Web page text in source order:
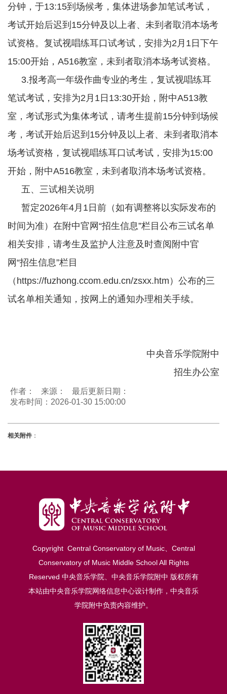
分钟，于13:15到场候考，集体进场参加笔试考试，
考试开始后迟到15分钟及以上者、未到者取消本场考
试资格。 复试视唱练耳口试考试，安排为2月1日下午
15:00开始，A516教室，未到者取消本场考试资格。
3.报考高一年级作曲专业的考生，复试视唱练耳
笔试考试，安排为2月1日13:30开始，附中A513教
室，考试形式为集体考试，请考生提前15分钟到场候
考，考试开始后迟到15分钟及以上者、未到者取消本
场考试资格，复试视唱练耳口试考试，安排为15:00
开始，附中A516教室，未到者取消本场考试资格。
五、三试相关说明
暂定2026年4月1日前（如有调整将以实际发布的
时间为准）在附中官网“招生信息”栏目公布三试名单
相关安排，请考生及监护人注意及时查阅附中官
网“招生信息”栏目
（ https://fuzhong.ccom.edu.cn/zsxx.htm ）公布的三
试名单相关通知，按网上的通知办理相关手续。
中央音乐学院附中
招生办公室
作者： 来源：
最后更新日期：
发布时间：2026-01-30 15:00:00
相关附件 ：
Copyright Central Conservatory of Music、Central
Conservatory of Music Middle School Al
Rights
Reserved 中央音乐学院、中央音乐学院附中 版权所有
本站由中央音乐学院网络信息中心设计制作，中央音乐
学院附中负责内容维护。